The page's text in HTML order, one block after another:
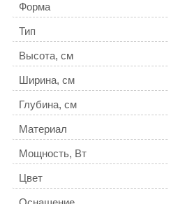
Форма
Тип
Высота, см
Ширина, см
Глубина, см
Материал
Мощность, Вт
Цвет